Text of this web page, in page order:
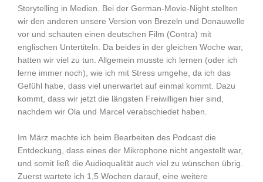
Storytelling in Medien. Bei der German-Movie-Night stellten
wir den anderen unsere Version von Brezeln und Donauwelle
vor und schauten einen deutschen Film (Contra) mit
englischen Untertiteln. Da beides in der gleichen Woche war,
hatten wir viel zu tun. Allgemein musste ich lernen (oder ich
lerne immer noch), wie ich mit Stress umgehe, da ich das
Gefühl habe, dass viel unerwartet auf einmal kommt. Dazu
kommt, dass wir jetzt die längsten Freiwilligen hier sind,
nachdem wir Ola und Marcel verabschiedet haben.
Im März machte ich beim Bearbeiten des Podcast die
Entdeckung, dass eines der Mikrophone nicht angestellt war,
und somit ließ die Audioqualität auch viel zu wünschen übrig.
Zuerst wartete ich 1,5 Wochen darauf, eine weitere